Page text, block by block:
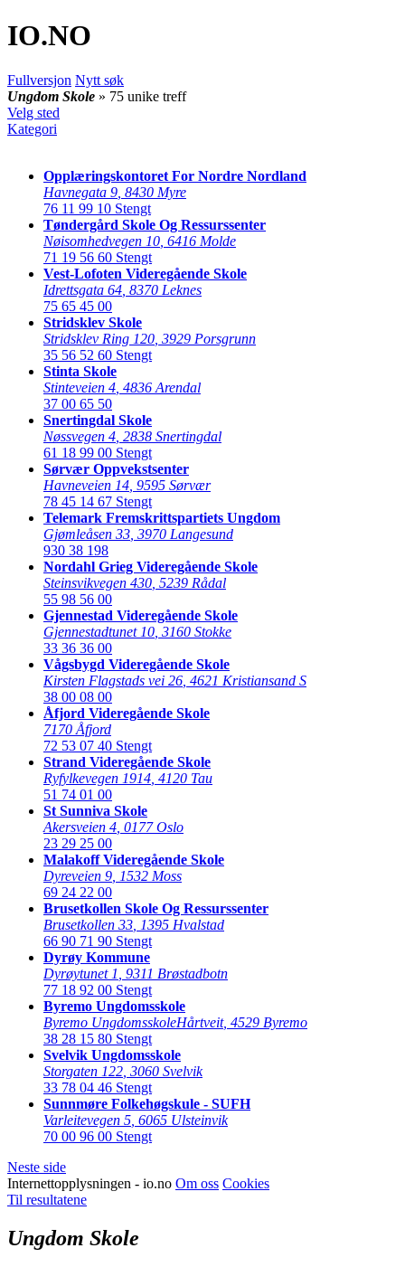
IO.NO
Fullversjon Nytt søk
Ungdom Skole » 75 unike treff
Velg sted
Kategori
Opplæringskontoret For Nordre Nordland
Havnegata 9 8430 Myre
76 11 99 10 Stengt
Tøndergård Skole Og Ressurssenter
Nøisomhedvegen 10 6416 Molde
71 19 56 60 Stengt
Vest-Lofoten Videregående Skole
Idrettsgata 64 8370 Leknes
75 65 45 00
Stridsklev Skole
Stridsklev Ring 120 3929 Porsgrunn
35 56 52 60 Stengt
Stinta Skole
Stinteveien 4 4836 Arendal
37 00 65 50
Snertingdal Skole
Nøssvegen 4 2838 Snertingdal
61 18 99 00 Stengt
Sørvær Oppvekstsenter
Havneveien 14 9595 Sørvær
78 45 14 67 Stengt
Telemark Fremskrittspartiets Ungdom
Gjømleåsen 33 3970 Langesund
930 38 198
Nordahl Grieg Videregående Skole
Steinsvikvegen 430 5239 Rådal
55 98 56 00
Gjennestad Videregående Skole
Gjennestadtunet 10 3160 Stokke
33 36 36 00
Vågsbygd Videregående Skole
Kirsten Flagstads vei 26 4621 Kristiansand S
38 00 08 00
Åfjord Videregående Skole
7170 Åfjord
72 53 07 40 Stengt
Strand Videregående Skole
Ryfylkevegen 1914 4120 Tau
51 74 01 00
St Sunniva Skole
Akersveien 4 0177 Oslo
23 29 25 00
Malakoff Videregående Skole
Dyreveien 9 1532 Moss
69 24 22 00
Brusetkollen Skole Og Ressurssenter
Brusetkollen 33 1395 Hvalstad
66 90 71 90 Stengt
Dyrøy Kommune
Dyrøytunet 1 9311 Brøstadbotn
77 18 92 00 Stengt
Byremo Ungdomsskole
Byremo UngdomsskoleHårtveit, 4529 Byremo
38 28 15 80 Stengt
Svelvik Ungdomsskole
Storgaten 122 3060 Svelvik
33 78 04 46 Stengt
Sunnmøre Folkehøgskule - SUFH
Varleitevegen 5 6065 Ulsteinvik
70 00 96 00 Stengt
Neste side
Internettopplysningen - io.no Om oss Cookies
Til resultatene
Ungdom Skole